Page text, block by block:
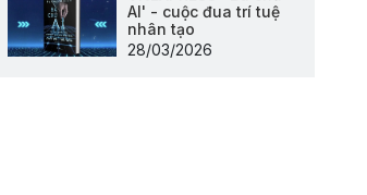
AI' - cuộc đua trí tuệ
nhân tạo
28/03/2026